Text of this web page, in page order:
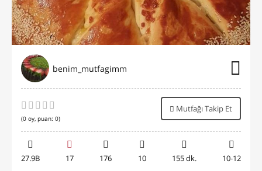
benim_mutfagimm
(0 oy, puan: 0)
Mutfağı Takip Et
27.9B 17 176 10 155 dk. 10-12